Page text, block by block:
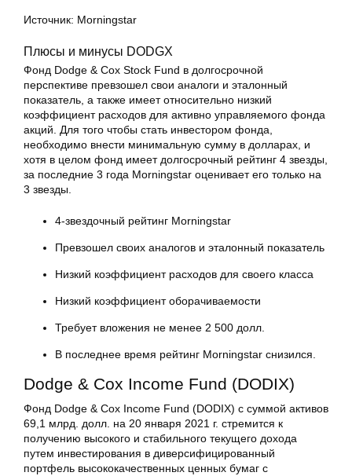
Источник: Morningstar
Плюсы и минусы DODGX
Фонд Dodge & Cox Stock Fund в долгосрочной
перспективе превзошел свои аналоги и эталонный
показатель, а также имеет относительно низкий
коэффициент расходов для активно управляемого фонда
акций. Для того чтобы стать инвестором фонда,
необходимо внести минимальную сумму в долларах, и
хотя в целом фонд имеет долгосрочный рейтинг 4 звезды,
за последние 3 года Morningstar оценивает его только на
3 звезды.
4-звездочный рейтинг Morningstar
Превзошел своих аналогов и эталонный показатель
Низкий коэффициент расходов для своего класса
Низкий коэффициент оборачиваемости
Требует вложения не менее 2 500 долл.
В последнее время рейтинг Morningstar снизился.
Dodge & Cox Income Fund (DODIX)
Фонд Dodge & Cox Income Fund (DODIX) с суммой активов
69,1 млрд. долл. на 20 января 2021 г. стремится к
получению высокого и стабильного текущего дохода
путем инвестирования в диверсифицированный
портфель высококачественных ценных бумаг с